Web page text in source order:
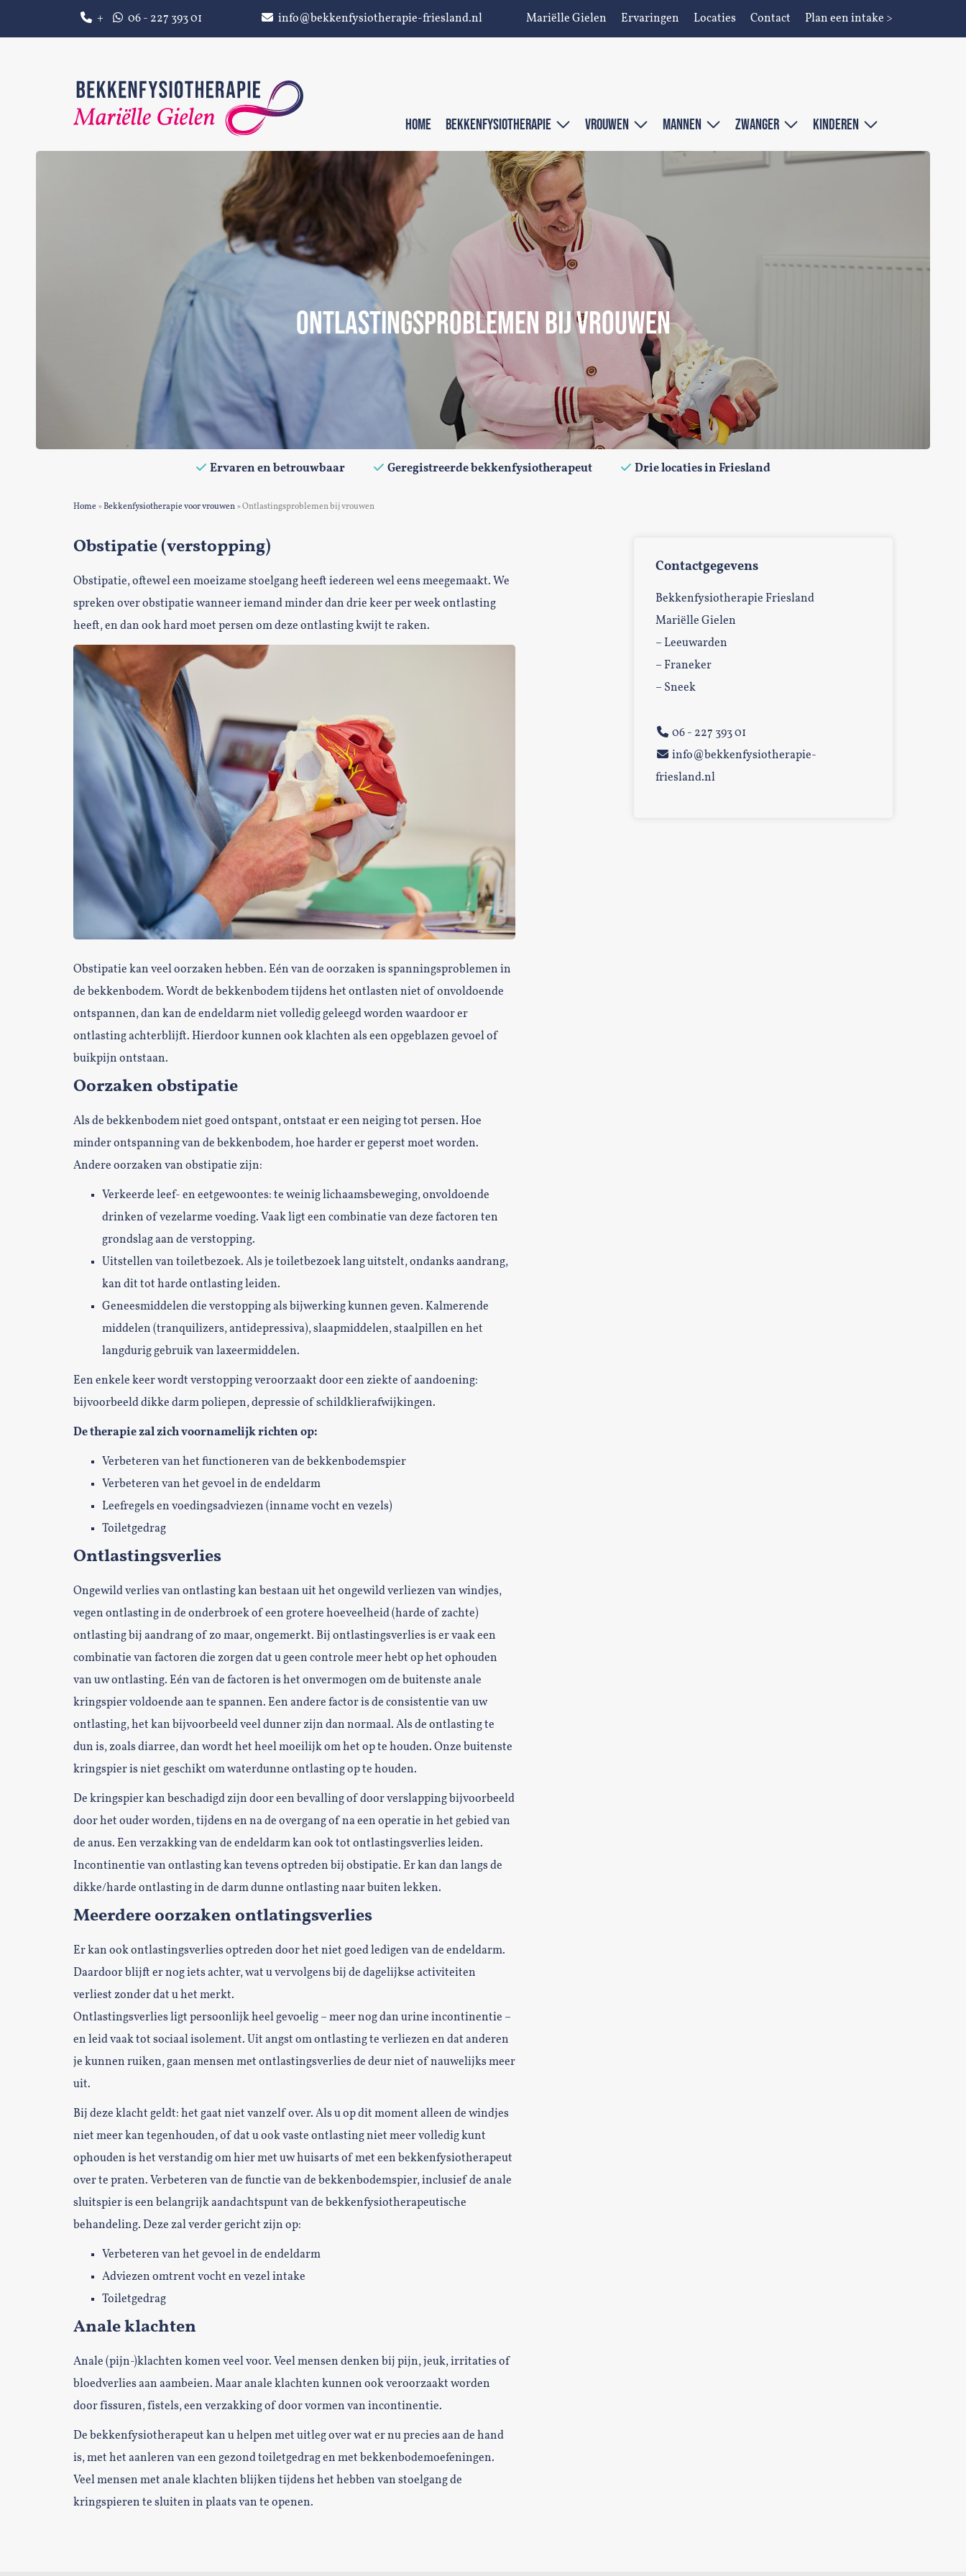
Mariëlle Gielen Ervaringen Locaties Contact Plan een intake >
+ 06 - 227 393 01 info@bekkenfysiotherapie-friesland.nl
HOME BEKKENFYSIOTHERAPIE VROUWEN MANNEN ZWANGER KINDEREN
ONTLASTINGSPROBLEMEN BIJ VROUWEN
Ervaren en betrouwbaar Geregistreerde bekkenfysiotherapeut Drie locaties in Friesland
Home »Bekkenfysiotherapie voor vrouwen »Ontlastingsproblemen bij vrouwen
Obstipatie (verstopping)
Obstipatie, oftewel een moeizame stoelgang heeft iedereen wel eens meegemaakt. We
spreken over obstipatie wanneer iemand minder dan drie keer per week ontlasting
heeft, en dan ook hard moet persen om deze ontlasting kwijt te raken.
Obstipatie kan veel oorzaken hebben. Eén van de oorzaken is spanningsproblemen in
de bekkenbodem. Wordt de bekkenbodem tijdens het ontlasten niet of onvoldoende
ontspannen, dan kan de endeldarm niet volledig geleegd worden waardoor er
ontlasting achterblijft. Hierdoor kunnen ook klachten als een opgeblazen gevoel of
buikpijn ontstaan.
Oorzaken obstipatie
Als de bekkenbodem niet goed ontspant, ontstaat er een neiging tot persen. Hoe
minder ontspanning van de bekkenbodem, hoe harder er geperst moet worden.
Andere oorzaken van obstipatie zijn:
Verkeerde leef- en eetgewoontes: te weinig lichaamsbeweging, onvoldoende
drinken of vezelarme voeding. Vaak ligt een combinatie van deze factoren ten
grondslag aan de verstopping.
Uitstellen van toiletbezoek. Als je toiletbezoek lang uitstelt, ondanks aandrang,
kan dit tot harde ontlasting leiden.
Geneesmiddelen die verstopping als bijwerking kunnen geven. Kalmerende
middelen (tranquilizers, antidepressiva), slaapmiddelen, staalpillen en het
langdurig gebruik van laxeermiddelen.
Een enkele keer wordt verstopping veroorzaakt door een ziekte of aandoening:
bijvoorbeeld dikke darm poliepen, depressie of schildklierafwijkingen.
De therapie zal zich voornamelijk richten op:
Verbeteren van het functioneren van de bekkenbodemspier
Verbeteren van het gevoel in de endeldarm
Leefregels en voedingsadviezen (inname vocht en vezels)
Toiletgedrag
Ontlastingsverlies
Ongewild verlies van ontlasting kan bestaan uit het ongewild verliezen van windjes,
vegen ontlasting in de onderbroek of een grotere hoeveelheid (harde of zachte)
ontlasting bij aandrang of zo maar, ongemerkt. Bij ontlastingsverlies is er vaak een
combinatie van factoren die zorgen dat u geen controle meer hebt op het ophouden
van uw ontlasting. Eén van de factoren is het onvermogen om de buitenste anale
kringspier voldoende aan te spannen. Een andere factor is de consistentie van uw
ontlasting, het kan bijvoorbeeld veel dunner zijn dan normaal. Als de ontlasting te
dun is, zoals diarree, dan wordt het heel moeilijk om het op te houden. Onze buitenste
kringspier is niet geschikt om waterdunne ontlasting op te houden.
De kringspier kan beschadigd zijn door een bevalling of door verslapping bijvoorbeeld
door het ouder worden, tijdens en na de overgang of na een operatie in het gebied van
de anus. Een verzakking van de endeldarm kan ook tot ontlastingsverlies leiden.
Incontinentie van ontlasting kan tevens optreden bij obstipatie. Er kan dan langs de
dikke/harde ontlasting in de darm dunne ontlasting naar buiten lekken.
Meerdere oorzaken ontlatingsverlies
Er kan ook ontlastingsverlies optreden door het niet goed ledigen van de endeldarm.
Daardoor blijft er nog iets achter, wat u vervolgens bij de dagelijkse activiteiten
verliest zonder dat u het merkt.
Ontlastingsverlies ligt persoonlijk heel gevoelig – meer nog dan urine incontinentie –
en leid vaak tot sociaal isolement. Uit angst om ontlasting te verliezen en dat anderen
je kunnen ruiken, gaan mensen met ontlastingsverlies de deur niet of nauwelijks meer
uit.
Bij deze klacht geldt: het gaat niet vanzelf over. Als u op dit moment alleen de windjes
niet meer kan tegenhouden, of dat u ook vaste ontlasting niet meer volledig kunt
ophouden is het verstandig om hier met uw huisarts of met een bekkenfysiotherapeut
over te praten. Verbeteren van de functie van de bekkenbodemspier, inclusief de anale
sluitspier is een belangrijk aandachtspunt van de bekkenfysiotherapeutische
behandeling. Deze zal verder gericht zijn op:
Verbeteren van het gevoel in de endeldarm
Adviezen omtrent vocht en vezel intake
Toiletgedrag
Anale klachten
Anale (pijn-)klachten komen veel voor. Veel mensen denken bij pijn, jeuk, irritaties of
bloedverlies aan aambeien. Maar anale klachten kunnen ook veroorzaakt worden
door fissuren, fistels, een verzakking of door vormen van incontinentie.
De bekkenfysiotherapeut kan u helpen met uitleg over wat er nu precies aan de hand
is, met het aanleren van een gezond toiletgedrag en met bekkenbodemoefeningen.
Veel mensen met anale klachten blijken tijdens het hebben van stoelgang de
kringspieren te sluiten in plaats van te openen.
Contactgegevens
Bekkenfysiotherapie Friesland
Mariëlle Gielen
– Leeuwarden
– Franeker
– Sneek
06 - 227 393 01
info@bekkenfysiotherapie-
friesland.nl